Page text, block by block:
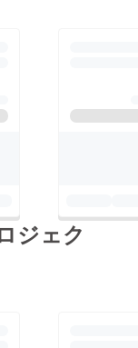
ジェク